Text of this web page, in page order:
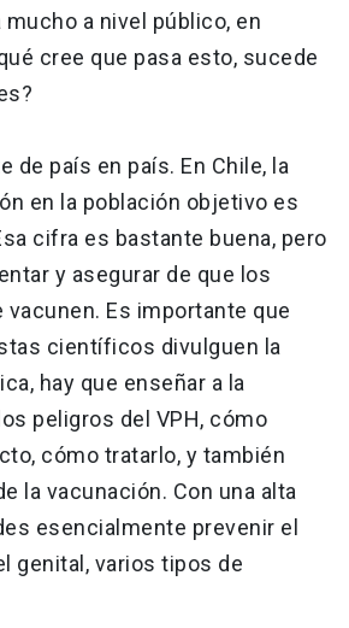
a nivel público, en
cree que pasa esto, sucede
de país en país. En Chile, la
en la población objetivo es
cifra es bastante buena, pero
y asegurar de que los
Es importante que
científicos divulguen la
hay que enseñar a la
peligros del VPH, cómo
cómo tratarlo, y también
la vacunación. Con una alta
esencialmente prevenir el
genital, varios tipos de